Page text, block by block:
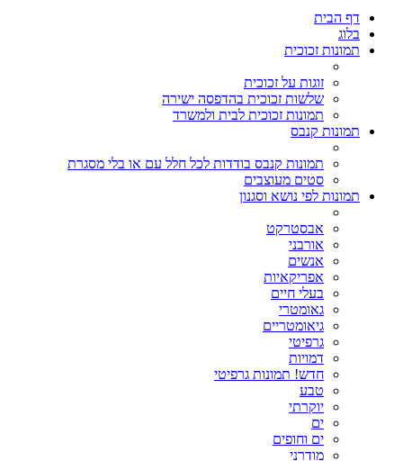
דף הבית
בלוג
תמונות זכוכית
זוגות על זכוכית
שלשות זכוכית בהדפסה ישירה
תמונות זכוכית לבית ולמשרד
תמונות קנבס
תמונות קנבס בודדות לכל חלל עם או בלי מסגרת
סטים מעוצבים
תמונות לפי נושא וסגנון
אבסטרקט
אורבני
אנשים
אפריקאיות
בעלי חיים
גאומטרי
גיאומטריים
גרפיטי
דמויות
חדש! תמונות גרפיטי
טבע
יוקרתי
ים
ים וחופים
מודרני